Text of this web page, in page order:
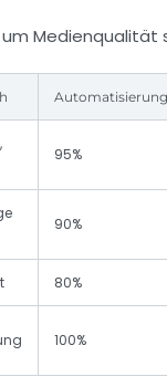
Medienqualität
95%
90%
80%
100%